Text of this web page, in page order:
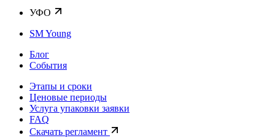
УФО
SM Young
Блог
События
Этапы и сроки
Ценовые периоды
Услуга упаковки заявки
FAQ
Скачать регламент